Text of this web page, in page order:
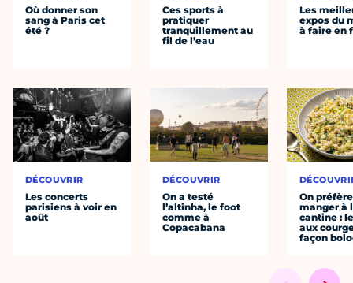
Où donner son
sang à Paris cet
été ?
DÉCOUVRIR
Les concerts
parisiens à voir en
août
Ces sports à
pratiquer
tranquillement au
fil de l’eau
DÉCOUVRIR
On a testé
l’altinha, le foot
comme à
Copacabana
Les
expos du
à faire en
On préfère
manger à
cantine :
aux
façon